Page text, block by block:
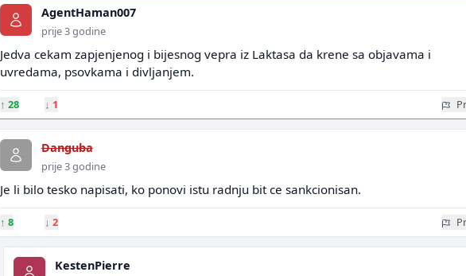
AgentHaman007
prije 3 godine
Jedva cekam zapjenjenog i bijesnog vepra iz Laktasa da krene sa objavama i
uvredama, psovkama i divljanjem.
↑ 28 ↓ 1
Danguba
prije 3 godine
Je li bilo tesko napisati, ko ponovi istu radnju bit ce sankcionisan.
↑ 8 ↓ 2
KestenPierre